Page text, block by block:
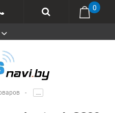
0
.....